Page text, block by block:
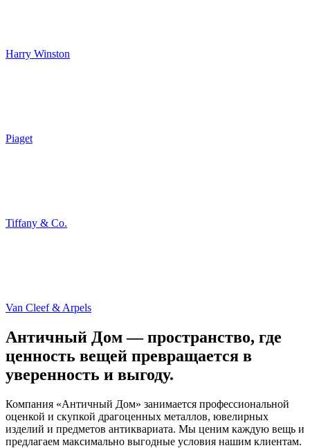
Harry Winston
Piaget
Tiffany & Co.
Van Cleef & Arpels
Античный Дом — пространство, где
ценность вещей превращается в
уверенность и выгоду.
Компания «Античный Дом» занимается профессиональной
оценкой и скупкой драгоценных металлов, ювелирных
изделий и предметов антиквариата. Мы ценим каждую вещь и
предлагаем максимально выгодные условия нашим клиентам.